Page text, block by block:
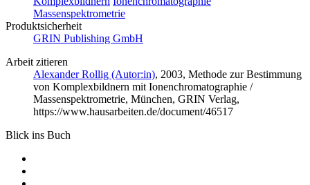
Massenspektrometrie
Produktsicherheit
GRIN Publishing GmbH
Arbeit zitieren
Alexander Rollig (Autor:in), 2003, Methode zur Bestimmung
von Komplexbildnern mit Ionenchromatographie /
Massenspektrometrie, München, GRIN Verlag,
https://www.hausarbeiten.de/document/46517
Blick ins Buch